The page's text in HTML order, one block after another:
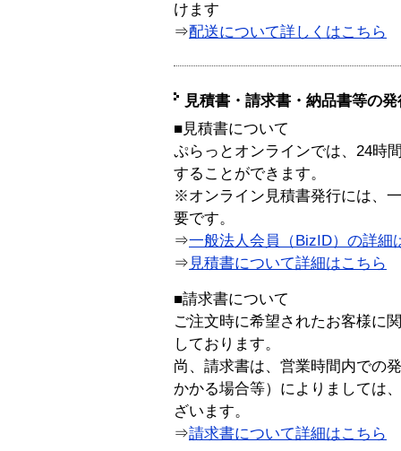
けます
⇒配送について詳しくはこちら
見積書・請求書・納品書等の
■見積書について
ぷらっとオンラインでは、24時
することができます。
※オンライン見積書発行には、
要です。
⇒一般法人会員（BizID）の詳細
⇒ 見積書について詳細はこちら
■請求書について
ご注文時に希望されたお客様に
しております。
尚、請求書は、営業時間内での
かかる場合等）によりましては
ざいます。
⇒請求書について詳細はこちら